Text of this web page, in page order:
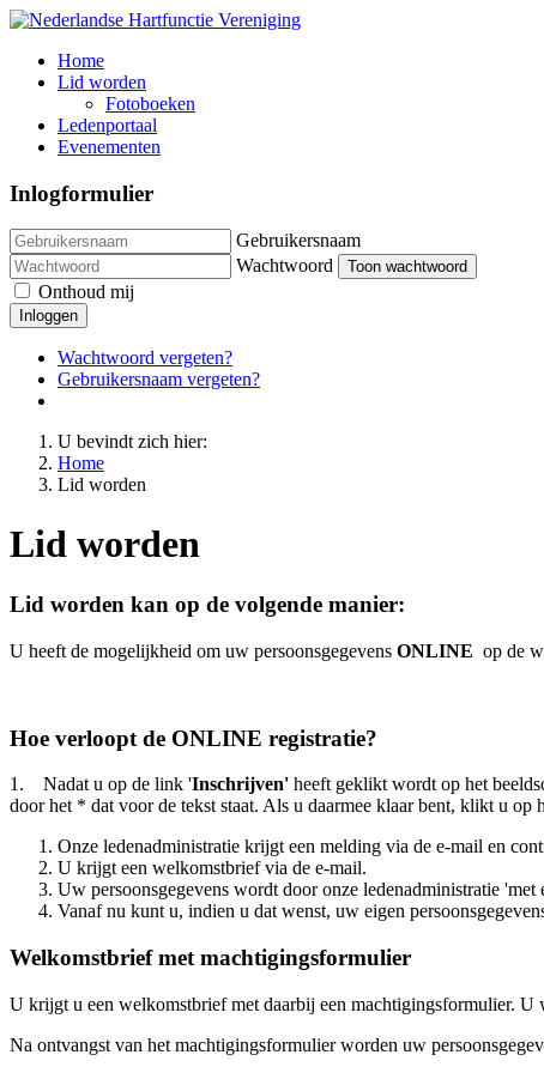
Home
Lid worden
Fotoboeken
Ledenportaal
Evenementen
Inlogformulier
Gebruikersnaam
Wachtwoord
Toon wachtwoord
Onthoud mij
Inloggen
Wachtwoord vergeten?
Gebruikersnaam vergeten?
U bevindt zich hier:
Home
Lid worden
Lid worden
Lid worden kan op de volgende manier:
U heeft de mogelijkheid om uw persoonsgegevens ONLINE op de
Hoe verloopt de ONLINE registratie?
1. Nadat u op de link 'Inschrijven' heeft geklikt wordt op het
door het * dat voor de tekst staat. Als u daarmee klaar bent, klikt u op
Onze ledenadministratie krijgt een melding via de e-mail en
U krijgt een welkomstbrief via de e-mail.
Uw persoonsgegevens wordt door onze ledenadministratie
Vanaf nu kunt u, indien u dat wenst, uw eigen
Welkomstbrief met machtigingsformulier
U krijgt u een welkomstbrief met daarbij een machtigingsformulier. U
Na ontvangst van het machtigingsformulier worden uw